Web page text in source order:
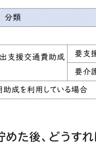
た後、どうす